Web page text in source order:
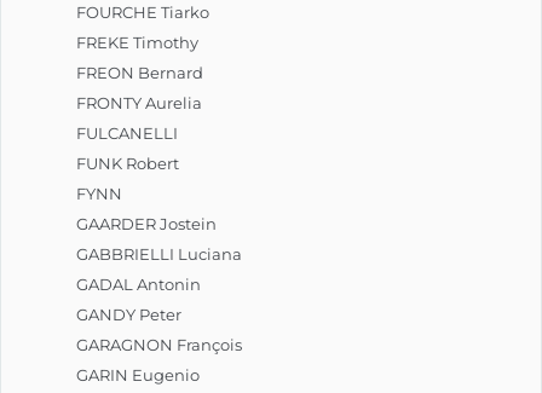
FOURCHE Tiarko
FREKE Timothy
FREON Bernard
FRONTY Aurelia
FULCANELLI
FUNK Robert
FYNN
GAARDER Jostein
GABBRIELLI Luciana
GADAL Antonin
GANDY Peter
GARAGNON François
GARIN Eugenio